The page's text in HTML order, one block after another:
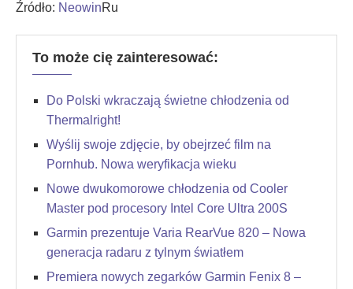
Źródło: NeowinRu
To może cię zainteresować:
Do Polski wkraczają świetne chłodzenia od
Thermalright!
Wyślij swoje zdjęcie, by obejrzeć film na
Pornhub. Nowa weryfikacja wieku
Nowe dwukomorowe chłodzenia od Cooler
Master pod procesory Intel Core Ultra 200S
Garmin prezentuje Varia RearVue 820 – Nowa
generacja radaru z tylnym światłem
Premiera nowych zegarków Garmin Fenix 8 –